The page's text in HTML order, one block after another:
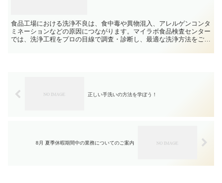
食品工場における洗浄不良は、食中毒や異物混入、アレルゲンコンタ
ミネーションなどの原因につながります。マイラボ食品検査センター
では、洗浄工程をプロの目線で調査・診断し、最適な洗浄方法をご提
正しい手洗いの方法を学ぼう！
8月 夏季休暇期間中の業務についてのご案内